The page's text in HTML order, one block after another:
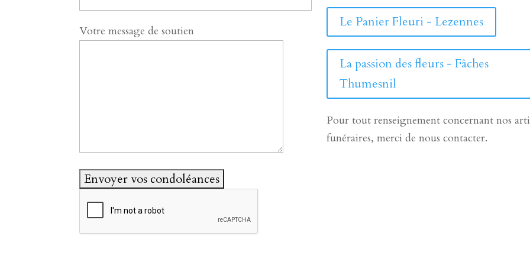
Votre message de soutien
Le Panier Fleuri - Lezennes
La passion des fleurs - Fâches
Thumesnil
Pour tout renseignement concernant nos
funéraires, merci de nous contacter.